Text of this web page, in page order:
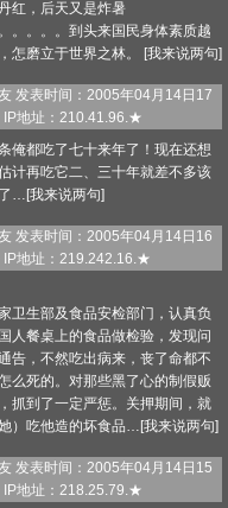
红，后天又是炸暑
。。。。到头来国民身体素质越
怎磨立于世界之林。 [我来说两句]
发表时间：2005年04月14日17
IP地址：210.41.96.★
俺都吃了七十来年了！现在还想
计再吃它二、三十年就差不多该
…[我来说两句]
发表时间：2005年04月14日16
IP地址：219.242.16.★
卫生部及食品安检部门，认真负
人餐桌上的食品做检验，发现问
告，不然吃出病来，丧了命都不
么死的。对那些黑了心的制假贩
抓到了一定严惩。关押期间，就
）吃他造的坏食品…[我来说两句]
发表时间：2005年04月14日15
IP地址：218.25.79.★